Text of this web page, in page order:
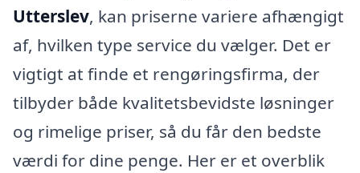
Utterslev, kan priserne variere afhængigt
af, hvilken type service du vælger. Det er
vigtigt at finde et rengøringsfirma, der
tilbyder både kvalitetsbevidste løsninger
og rimelige priser, så du får den bedste
værdi for dine penge. Her er et overblik